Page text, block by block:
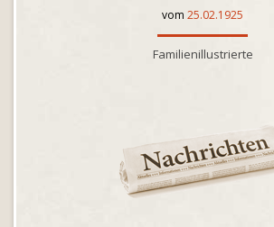
vom 25.02.1925
Familienillustrierte